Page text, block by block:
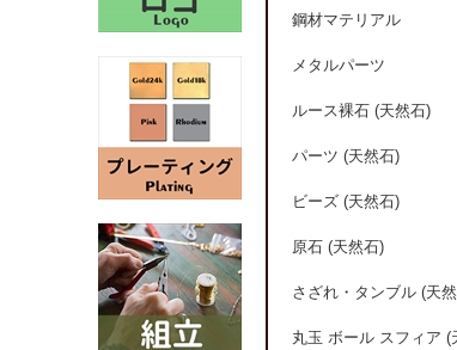
鋼材マテリアル
メタルパーツ
ルース裸石 (天然石)
パーツ (天然石)
ビーズ (天然石)
原石 (天然石)
さざれ・タンブル (天
丸玉 ボール スフィア (